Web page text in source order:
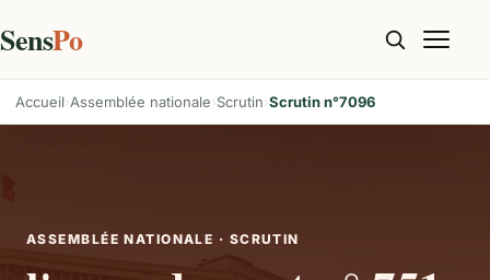
SensPo
Accueil Assemblée nationale Scrutin Scrutin n°7096
ASSEMBLÉE NATIONALE · SCRUTIN